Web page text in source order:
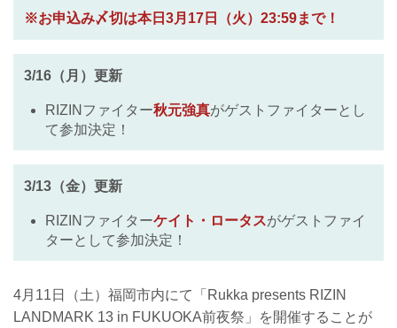
※お申込み〆切は本日3月17日（火）23:59まで！
3/16（月）更新
RIZINファイター秋元強真がゲストファイターとし
て参加決定！
3/13（金）更新
RIZINファイターケイト・ロータスがゲストファイ
ターとして参加決定！
4月11日（土）福岡市内にて「Rukka presents RIZIN
LANDMARK 13 in FUKUOKA前夜祭」を開催することが